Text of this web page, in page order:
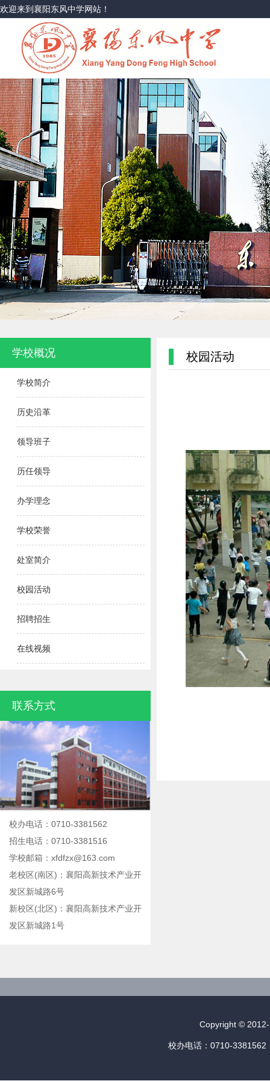
欢迎来到襄阳东风中学网站！
学校概况
学校简介
历史沿革
领导班子
历任领导
办学理念
学校荣誉
处室简介
校园活动
招聘招生
在线视频
联系方式
校办电话：0710-3381562
招生电话：0710-3381516
学校邮箱：xfdfzx@163.com
老校区(南区)：襄阳高新技术产业开
发区新城路6号
新校区(北区)：襄阳高新技术产业开
发区新城路1号
校园活动
Copyright ©
校办电话：0710-